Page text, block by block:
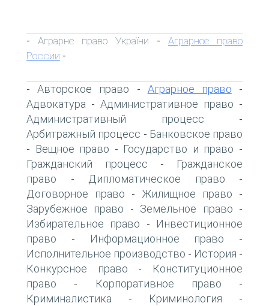
- Аграрне право України - Аграрное право
России -
-Авторское право - Аграрное право -
Адвокатура - Административное право -
Административный процесс -
Арбитражный процесс - Банковское право
- Вещное право - Государство и право -
Гражданский процесс -
Гражданское
право - Дипломатическое право -
Договорное право - Жилищное право -
Зарубежное право - Земельное право -
Избирательное право -
Инвестиционное
право - Информационное право -
Исполнительное производство - История -
Конкурсное право -
Конституционное
право - Корпоративное право -
Криминалистика - Криминология -